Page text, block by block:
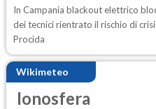
In Campania blackout elettrico
dei tecnici rientrato il rischio di
Procida
Wikimeteo
Ionosfera